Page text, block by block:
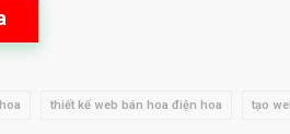
thiết kế web bán hoa điện hoa tạo